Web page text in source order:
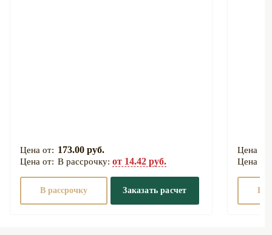
173.00 руб.
В рассрочку: от 14.42 руб.
В рассрочку Заказать расчет В